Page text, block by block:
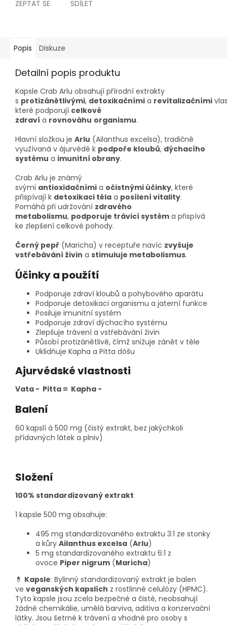
ZEPTAT SE SDÍLET
Popis Diskuze
Detailní popis produktu
Kapsle Crab Arlu obsahují přírodní extrakty
s protizánětlivými, detoxikačními a revitalizačními
které podporují celkové
zdraví a rovnováhu organismu.
Hlavní složkou je Arlu (Ailanthus excelsa), tradičně
využívaná v ájurvédě k podpoře kloubů, dýchacího
systému a imunitní obrany.
Crab Arlu je známý
svými antioxidačními a očistnými účinky, které
přispívají k detoxikaci těla a posílení vitality.
Pomáhá při udržování zdravého
metabolismu, podporuje trávicí systém a přispívá
ke zlepšení celkové pohody.
Černý pepř (Maricha) v receptuře navíc zvyšuje
vstřebávání živin a stimuluje metabolismus.
Účinky a použítí
Podporuje zdraví kloubů a pohybového aparátu
Podporuje detoxikaci organismu a jaterní funkce
Posiluje imunitní systém
Podporuje zdraví dýchacího systému
Zlepšuje trávení a vstřebávání živin
Působí protizánětlivě, čímž snižuje zánět v těle
Uklidňuje Kapha a Pitta dóšu
Ajurvédské vlastnosti
Vata - Pitta = Kapha -
Balení
60 kapslí á 500 mg (čistý extrakt, bez jakýchkoli
přídavných látek a plniv)
Složení
100% standardizovaný extrakt
1 kapsle 500 mg obsahuje:
495 mg standardizovaného extraktu 3:1 ze stonky
a kůry Ailanthus excelsa (Arlu)
5 mg standardizovaného extraktu 6:1 z
ovoce Piper nigrum (Maricha)
💊 Kapsle: Bylinný standardizovaný extrakt je balen
ve veganských kapslích z rostlinné celulózy (HPMC).
Tyto kapsle jsou zcela bezpečné a čisté, neobsahují
žádné chemikálie, umělá barviva, aditiva a konzervační
látky. Jsou šetrné k trávení a vhodné pro osoby s